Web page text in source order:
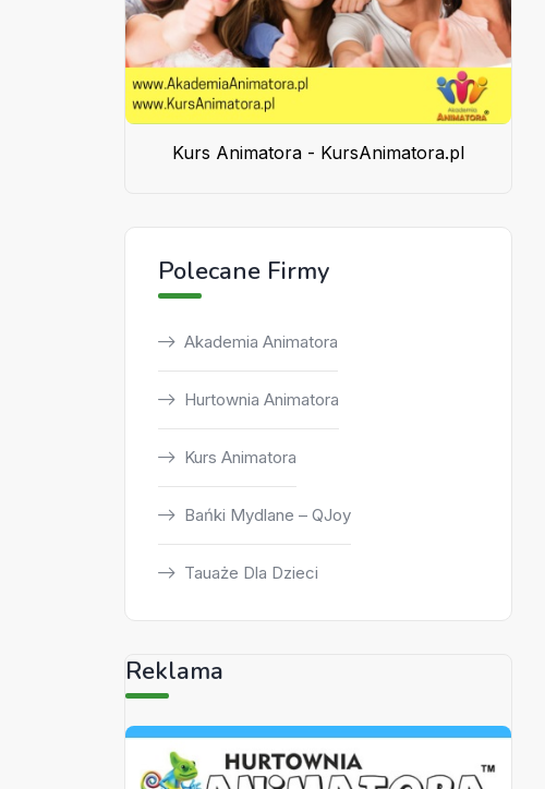
Kurs Animatora - KursAnimatora.pl
Polecane Firmy
Akademia Animatora
Hurtownia Animatora
Kurs Animatora
Bańki Mydlane – QJoy
Tauaże Dla Dzieci
Reklama